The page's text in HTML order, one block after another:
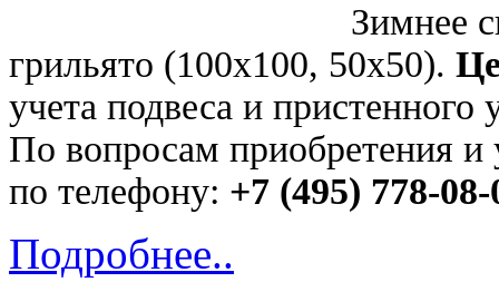
Зимнее
грильято (100х100, 50х50).
учета подвеса и пристенного
По вопросам приобретения и
по телефону: +7 (495) 778-08-
Подробнее..